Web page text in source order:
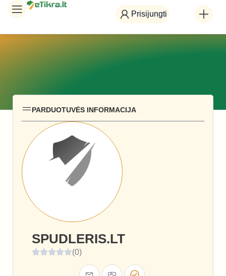
Prisijungti
PARDUOTUVĖS INFORMACIJA
SPUDLERIS.LT
(0)